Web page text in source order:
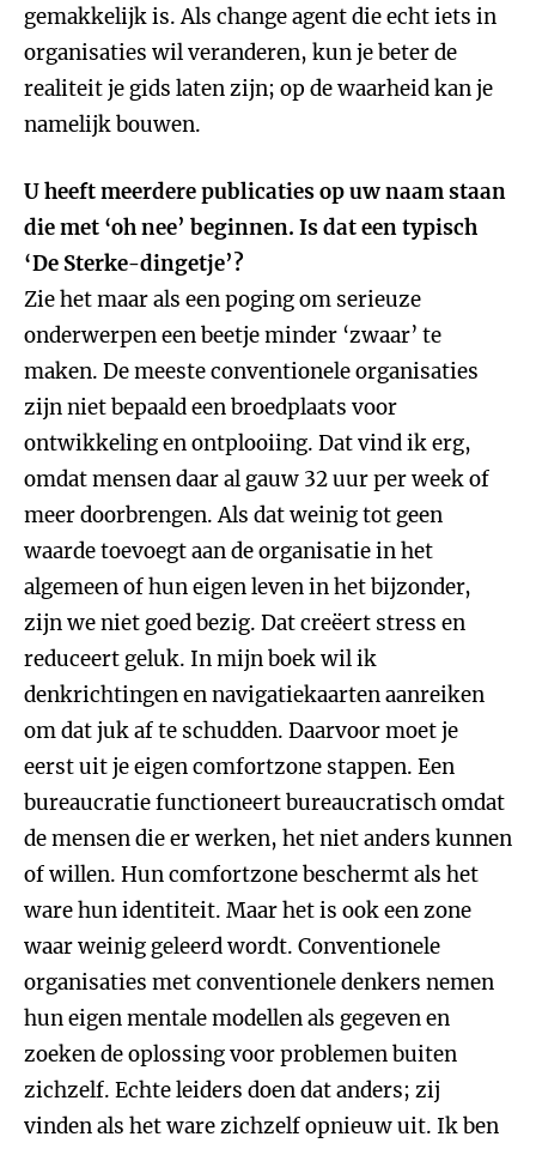
gemakkelijk is. Als change agent die echt iets in
organisaties wil veranderen, kun je beter de
realiteit je gids laten zijn; op de waarheid kan je
namelijk bouwen.
U heeft meerdere publicaties op uw naam staan
die met ‘oh nee’ beginnen. Is dat een typisch
‘De Sterke-dingetje’?
Zie het maar als een poging om serieuze
onderwerpen een beetje minder ‘zwaar’ te
maken. De meeste conventionele organisaties
zijn niet bepaald een broedplaats voor
ontwikkeling en ontplooiing. Dat vind ik erg,
omdat mensen daar al gauw 32 uur per week of
meer doorbrengen. Als dat weinig tot geen
waarde toevoegt aan de organisatie in het
algemeen of hun eigen leven in het bijzonder,
zijn we niet goed bezig. Dat creëert stress en
reduceert geluk. In mijn boek wil ik
denkrichtingen en navigatiekaarten aanreiken
om dat juk af te schudden. Daarvoor moet je
eerst uit je eigen comfortzone stappen. Een
bureaucratie functioneert bureaucratisch omdat
de mensen die er werken, het niet anders kunnen
of willen. Hun comfortzone beschermt als het
ware hun identiteit. Maar het is ook een zone
waar weinig geleerd wordt. Conventionele
organisaties met conventionele denkers nemen
hun eigen mentale modellen als gegeven en
zoeken de oplossing voor problemen buiten
zichzelf. Echte leiders doen dat anders; zij
vinden als het ware zichzelf opnieuw uit. Ik ben